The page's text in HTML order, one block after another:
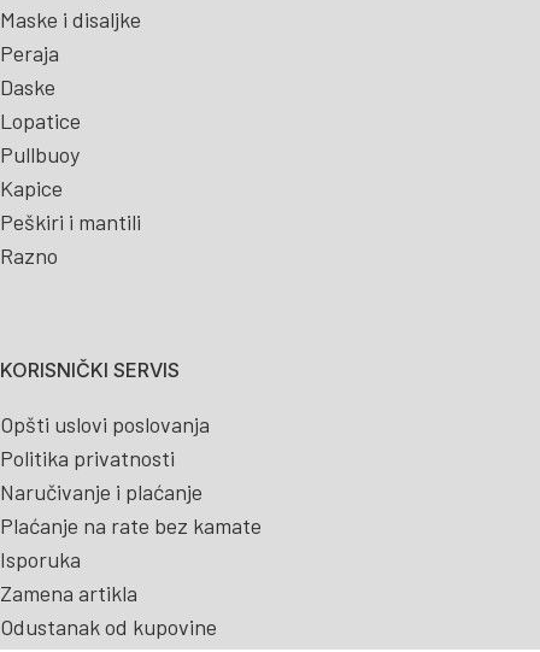
Maske i disaljke
Peraja
Daske
Lopatice
Pullbuoy
Kapice
Peškiri i mantili
Razno
KORISNIČKI SERVIS
Opšti uslovi poslovanja
Politika privatnosti
Naručivanje i plaćanje
Plaćanje na rate bez kamate
Isporuka
Zamena artikla
Odustanak od kupovine